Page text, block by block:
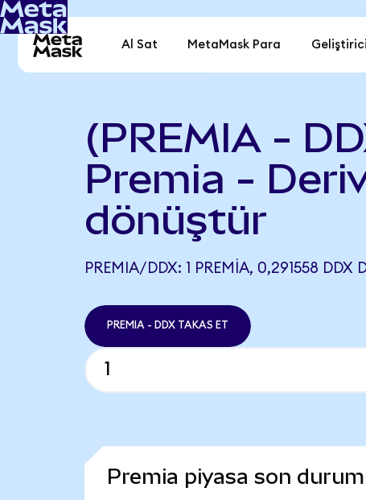
Al Sat MetaMask Para Geliştirici
(PREMIA -
Premia -
dönüştür
PREMIA/DDX: 1 PREMIA, 0,291558 DDX
PREMIA - DDX TAKAS ET
Premia piyasa son